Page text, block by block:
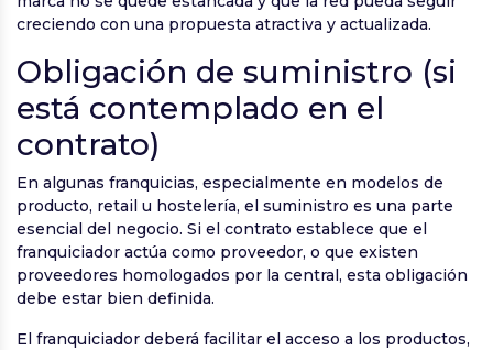
creciendo con una propuesta atractiva y actualizada.
Obligación de suministro (si
está contemplado en el
contrato)
En algunas franquicias, especialmente en modelos de
producto, retail u hostelería, el suministro es una parte
esencial del negocio. Si el contrato establece que el
franquiciador actúa como proveedor, o que existen
proveedores homologados por la central, esta obligación
debe estar bien definida.
El franquiciador deberá facilitar el acceso a los productos,